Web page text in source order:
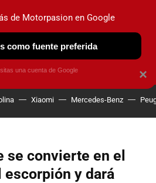
OBSERVATORIO
Xiaomi Mercedes-Benz
se convierte en el
escorpión y dará
×
de Motorpasion en Google
como fuente preferida
una cuenta de Google